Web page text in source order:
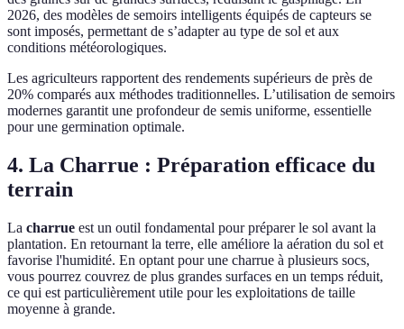
2026, des modèles de semoirs intelligents équipés de capteurs se
sont imposés, permettant de s’adapter au type de sol et aux
conditions météorologiques.
Les agriculteurs rapportent des rendements supérieurs de près de
20% comparés aux méthodes traditionnelles. L’utilisation de semoirs
modernes garantit une profondeur de semis uniforme, essentielle
pour une germination optimale.
4. La Charrue : Préparation efficace du
terrain
La charrue est un outil fondamental pour préparer le sol avant la
plantation. En retournant la terre, elle améliore la aération du sol et
favorise l'humidité. En optant pour une charrue à plusieurs socs,
vous pourrez couvrez de plus grandes surfaces en un temps réduit,
ce qui est particulièrement utile pour les exploitations de taille
moyenne à grande.